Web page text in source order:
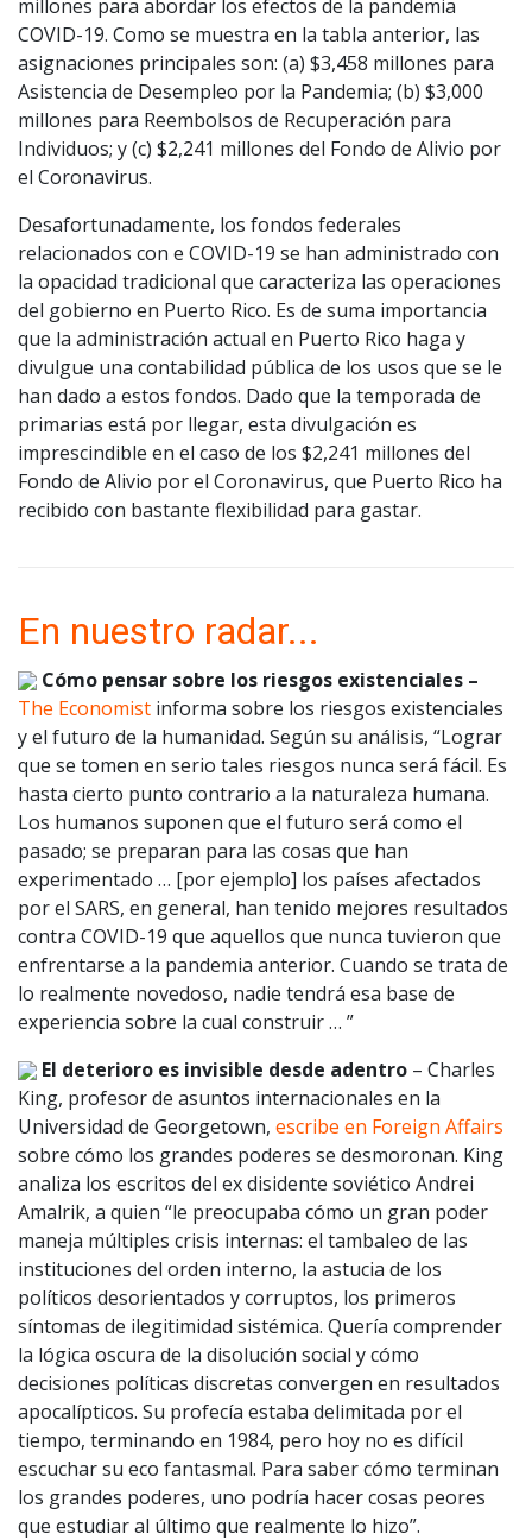
millones para abordar los efectos de la pandemia
COVID-19. Como se muestra en la tabla anterior, las
asignaciones principales son: (a) $3,458 millones para
Asistencia de Desempleo por la Pandemia; (b) $3,000
millones para Reembolsos de Recuperación para
Individuos; y (c) $2,241 millones del Fondo de Alivio por
el Coronavirus.
Desafortunadamente, los fondos federales
relacionados con e COVID-19 se han administrado con
la opacidad tradicional que caracteriza las operaciones
del gobierno en Puerto Rico. Es de suma importancia
que la administración actual en Puerto Rico haga y
divulgue una contabilidad pública de los usos que se le
han dado a estos fondos. Dado que la temporada de
primarias está por llegar, esta divulgación es
imprescindible en el caso de los $2,241 millones del
Fondo de Alivio por el Coronavirus, que Puerto Rico ha
recibido con bastante flexibilidad para gastar.
En nuestro radar...
Cómo pensar sobre los riesgos existenciales –
The Economist informa sobre los riesgos existenciales
y el futuro de la humanidad. Según su análisis, “Lograr
que se tomen en serio tales riesgos nunca será fácil. Es
hasta cierto punto contrario a la naturaleza humana.
Los humanos suponen que el futuro será como el
pasado; se preparan para las cosas que han
experimentado … [por ejemplo] los países afectados
por el SARS, en general, han tenido mejores resultados
contra COVID-19 que aquellos que nunca tuvieron que
enfrentarse a la pandemia anterior. Cuando se trata de
lo realmente novedoso, nadie tendrá esa base de
experiencia sobre la cual construir … ”
El deterioro es invisible desde adentro – Charles
King, profesor de asuntos internacionales en la
Universidad de Georgetown, escribe en Foreign Affairs
sobre cómo los grandes poderes se desmoronan. King
analiza los escritos del ex disidente soviético Andrei
Amalrik, a quien “le preocupaba cómo un gran poder
maneja múltiples crisis internas: el tambaleo de las
instituciones del orden interno, la astucia de los
políticos desorientados y corruptos, los primeros
síntomas de ilegitimidad sistémica. Quería comprender
la lógica oscura de la disolución social y cómo
decisiones políticas discretas convergen en resultados
apocalípticos. Su profecía estaba delimitada por el
tiempo, terminando en 1984, pero hoy no es difícil
escuchar su eco fantasmal. Para saber cómo terminan
los grandes poderes, uno podría hacer cosas peores
que estudiar al último que realmente lo hizo”.